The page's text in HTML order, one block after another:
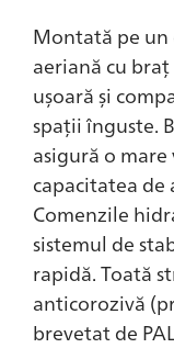
Montată pe un
aeriană cu
ușoară și
spații înguste.
asigură o
capacitatea de
Comenzile
sistemul de
rapidă. Toată
anticorozivă
brevetat de